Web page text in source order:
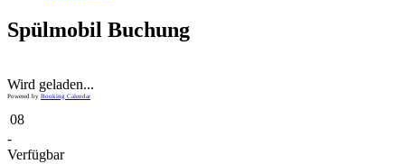
Spülmobil Buchung
Wird geladen...
Powered by Booking Calendar
08
-
Verfügbar